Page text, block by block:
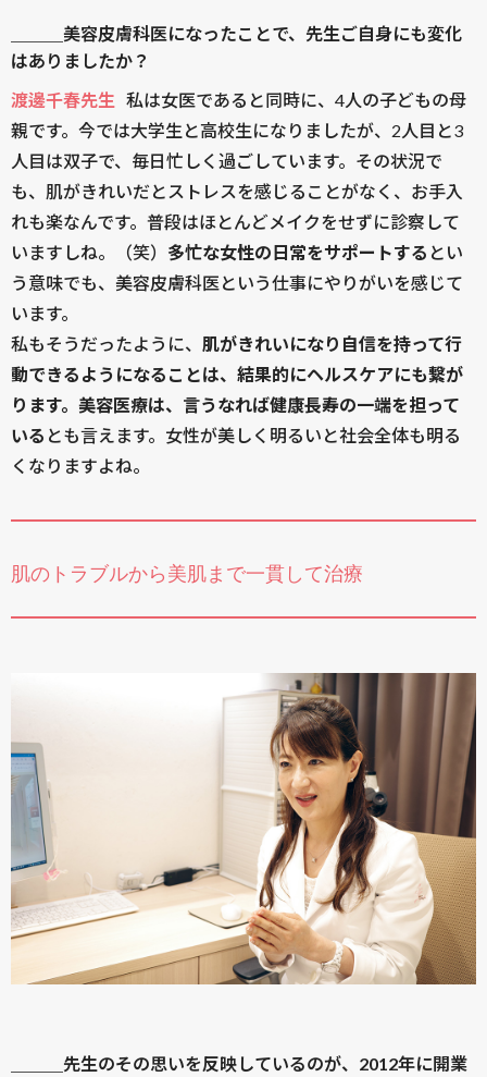
＿＿＿美容皮膚科医になったことで、先生ご自身にも変化
はありましたか？
渡邊千春先生 私は女医であると同時に、4人の子どもの母
親です。今では大学生と高校生になりましたが、2人目と3
人目は双子で、毎日忙しく過ごしています。その状況で
も、肌がきれいだとストレスを感じることがなく、お手入
れも楽なんです。普段はほとんどメイクをせずに診察して
いますしね。（笑） 多忙な女性の日常をサポートする とい
う意味でも、美容皮膚科医という仕事にやりがいを感じて
います。
私もそうだったように、 肌がきれいになり自信を持って行
動できるようになることは、結果的にヘルスケアにも繋が
ります。美容医療は、言うなれば健康長寿の一端を担って
いる とも言えます。女性が美しく明るいと社会全体も明る
くなりますよね。
肌のトラブルから美肌まで一貫して治療
＿＿＿先生のその思いを反映しているのが、2012年に開業